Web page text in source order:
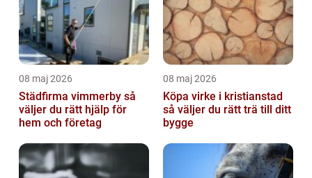
08 maj 2026
Städfirma vimmerby så
väljer du rätt hjälp för
hem och företag
08 maj 2026
Köpa virke i kristianstad
så väljer du rätt trä till ditt
bygge